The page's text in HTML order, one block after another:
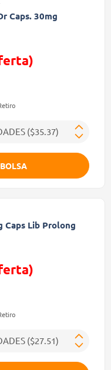
Caps. 30mg
Caps Lib Prolong